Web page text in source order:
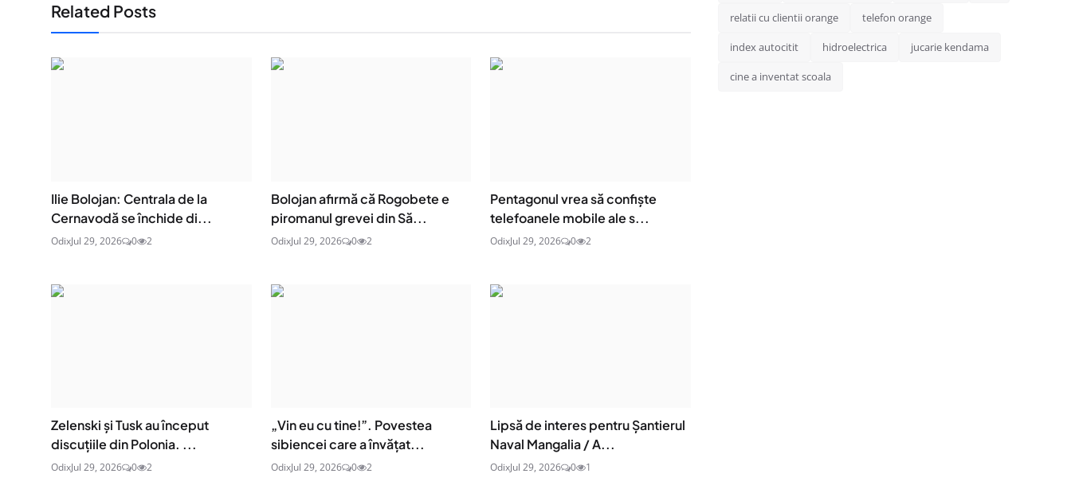
Related Posts
Ilie Bolojan: Centrala de la
Cernavodă se închide di...
OdixJul 29, 2026 0 2
Bolojan afirmă că Rogobete e
piromanul grevei din Să...
OdixJul 29, 2026 0 2
Pentagonul vrea să confiște
telefoanele mobile ale s...
OdixJul 29, 2026 0 2
Zelenski și Tusk au început
discuțiile din Polonia. ...
OdixJul 29, 2026 0 2
„Vin eu cu tine!”. Povestea
sibiencei care a învățat...
OdixJul 29, 2026 0 2
Lipsă de interes pentru Șantierul
Naval Mangalia / A...
OdixJul 29, 2026 0 1
relatii cu clientii orange telefon orange
index autocitit hidroelectrica jucarie kendama
cine a inventat scoala